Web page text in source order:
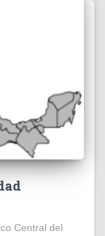
Central del